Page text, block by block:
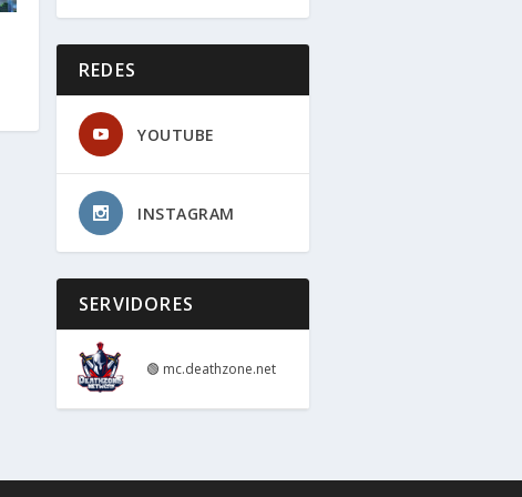
REDES
YOUTUBE
INSTAGRAM
SERVIDORES
🟢 mc.deathzone.net